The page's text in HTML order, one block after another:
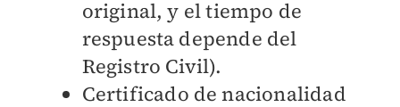
original, y el tiempo de
respuesta depende del
Registro Civil).
Certificado de nacionalidad